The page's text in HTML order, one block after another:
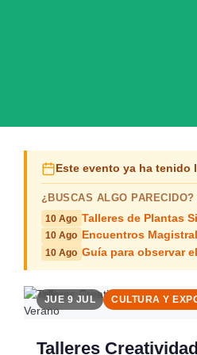
Este evento ya ha tenido
¿BUSCAS ALGO PARECIDO?
10 Ago Talleres de Plantas
10 Ago Encuentros
10 Ago Guía para observar
JUE 9 JUL CULTURA Y
Talleres